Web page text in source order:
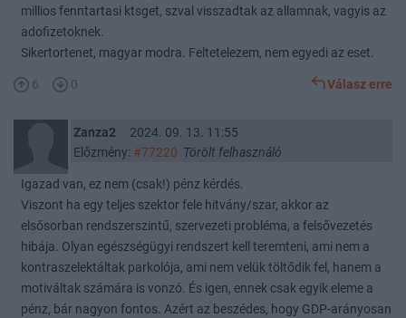
millios fenntartasi ktsget, szval visszadtak az allamnak, vagyis az
adofizetoknek.
Sikertortenet, magyar modra. Feltetelezem, nem egyedi az eset.
6 0 Válasz erre
Zanza2
2024. 09. 13. 11:55
Előzmény: #77220 Törölt felhasználó
Igazad van, ez nem (csak!) pénz kérdés.
Viszont ha egy teljes szektor fele hitvány/szar, akkor az
elsősorban rendszerszintű, szervezeti probléma, a felsővezetés
hibája. Olyan egészségügyi rendszert kell teremteni, ami nem a
kontraszelektáltak parkolója, ami nem velük töltődik fel, hanem a
motiváltak számára is vonzó. És igen, ennek csak egyik eleme a
pénz, bár nagyon fontos. Azért az beszédes, hogy GDP-arányosan